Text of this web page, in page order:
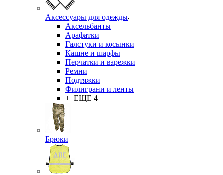
Аксессуары для одежды
Аксельбанты
Арафатки
Галстуки и косынки
Кашне и шарфы
Перчатки и варежки
Ремни
Подтяжки
Филиграни и ленты
+ ЕЩЕ 4
Брюки